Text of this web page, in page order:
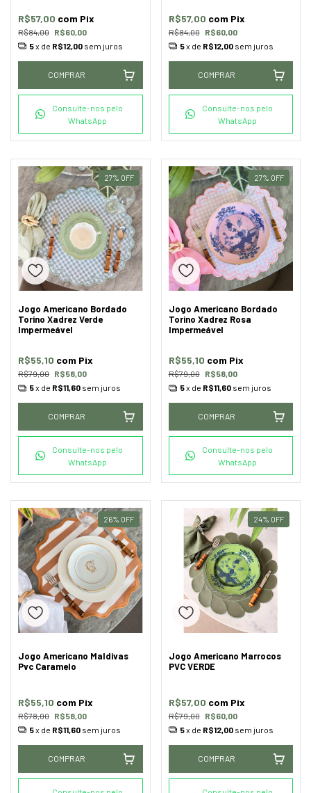
R$84,00 R$60,00
R$57,00 com Pix
5x de R$12,00 sem juros
COMPRAR
Consulte-nos pelo
WhatsApp
R$84,00 R$60,00
R$57,00 com Pix
5x de R$12,00 sem juros
COMPRAR
Consulte-nos pelo
WhatsApp
27% OFF
Jogo Americano Bordado
Torino Xadrez Verde
Impermeável
R$79,00 R$58,00
R$55,10 com Pix
5x de R$11,60 sem juros
COMPRAR
Consulte-nos pelo
WhatsApp
27% OFF
Jogo Americano Bordado
Torino Xadrez Rosa
Impermeável
R$79,00 R$58,00
R$55,10 com Pix
5x de R$11,60 sem juros
COMPRAR
Consulte-nos pelo
WhatsApp
26% OFF
Jogo Americano Maldivas
Pvc Caramelo
R$78,00 R$58,00
R$55,10 com Pix
5x de R$11,60 sem juros
COMPRAR
24% OFF
Jogo Americano Marrocos
PVC VERDE
R$79,00 R$60,00
R$57,00 com Pix
5x de R$12,00 sem juros
COMPRAR